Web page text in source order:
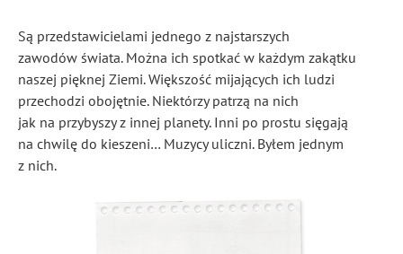
Są przedstawicielami jednego z najstarszych
zawodów świata. Można ich spotkać w każdym zakątku
naszej pięknej Ziemi. Większość mijających ich ludzi
przechodzi obojętnie. Niektórzy patrzą na nich
jak na przybyszy z innej planety. Inni po prostu sięgają
na chwilę do kieszeni… Muzycy uliczni. Byłem jednym
z nich.